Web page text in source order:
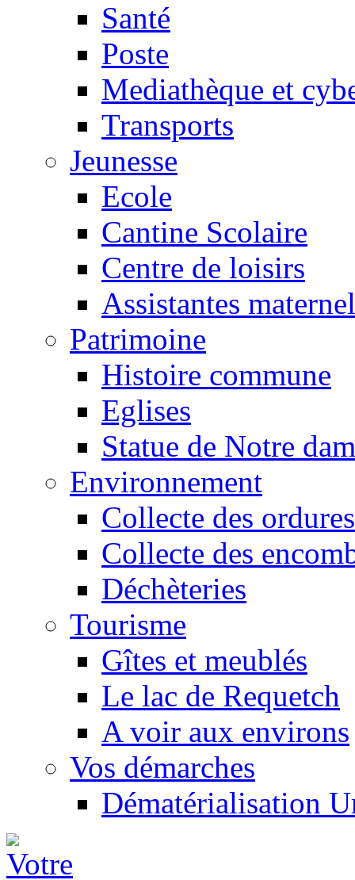
Santé
Poste
Mediathèque et
Transports
Jeunesse
Ecole
Cantine Scolaire
Centre de loisirs
Assistantes
Patrimoine
Histoire commune
Eglises
Statue de Notre
Environnement
Collecte des ordures
Collecte des
Déchèteries
Tourisme
Gîtes et meublés
Le lac de Requetch
A voir aux environs
Vos démarches
Dématérialisation